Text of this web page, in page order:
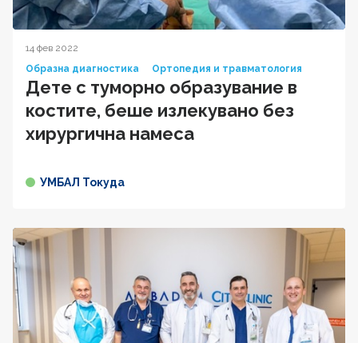
14 фев 2022
Образна диагностика
Ортопедия и травматология
Дете с туморно образувание в
костите, беше излекувано без
хирургична намеса
УМБАЛ Токуда